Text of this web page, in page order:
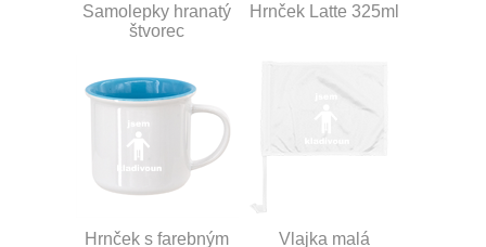
Samolepky hranatý
štvorec
Hrnček Latte 325ml
Hrnček s farebným
Vlajka malá